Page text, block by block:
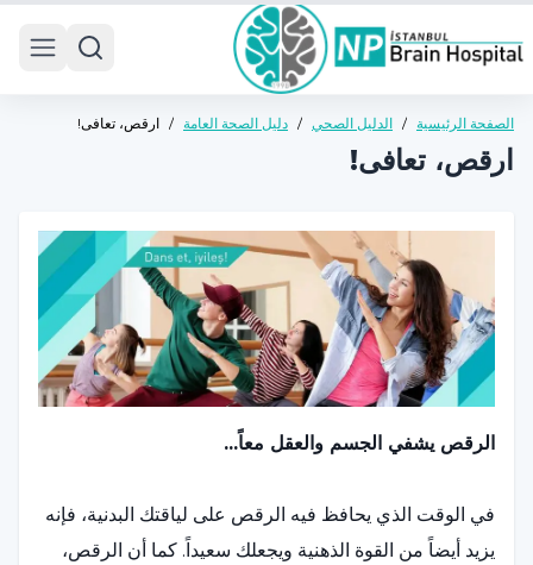
الصفحة الرئيسية / الدليل الصحي / دليل الصحة العامة / ارقص، تعافى!
ارقص، تعافى!
الرقص يشفي الجسم والعقل معاً...
في الوقت الذي يحافظ فيه الرقص على لياقتك البدنية، فإنه
يزيد أيضاً من القوة الذهنية ويجعلك سعيداً. كما أن الرقص،